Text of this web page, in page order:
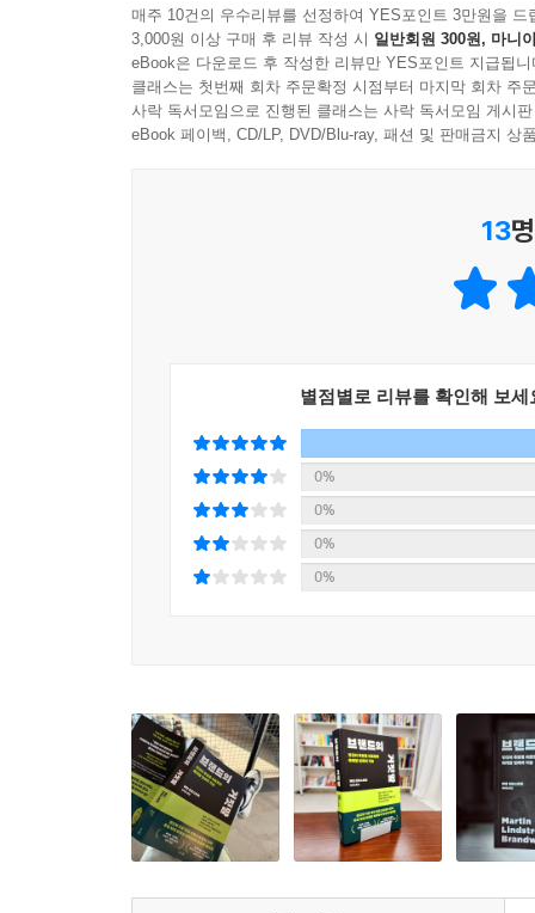
“그들에게는 언제든 당신을 조종할 수 있는 ‘치트키
? 브랜드를 추종하게 만드는 강력한 마케팅 키워드
『브랜드의 거짓말』에서 마틴 린드스트롬은
섹스어필, 군중심리, 레트로, 인플루언서, 희망, 데
긍정적인 이미지를 부여하고(레트로), 마치 영적
흐른 사이 현대 마케팅의 가장 기본적인 전략으로
이 역시 자신들의 신발을 신으면 더 가볍고 빠르
전략이 오늘날 런던베이글뮤지엄과 성심당에서
있는 것처럼 말이다(희망).
“세계적인 브랜드 설계자의 마케팅에는 근거 있는
? 뇌과학 분석부터 대규모 연구 프로젝트까지, 경
뇌는 보상감을 자극한다(5장), 애플 제품에 열광
주요 사례와 주장들의 신빙성을 탄탄하게 뒷받침한
6개월 동안 300만 달러를 들여 진행한 〈모겐
프로젝트였다. 모겐슨 가족은 특정 브랜드 제
매주 10건의 우수리뷰를 선정하여 YES포인트 3만원을 드
3,000원 이상 구매 후 리뷰 작성 시 일반회원 300원, 마니
eBook은 다운로드 후 작성한 리뷰만 YES포인트 지급됩니
클래스는 첫번째 회차 주문확정 시점부터 마지막 회차 주
사락 독서모임으로 진행된 클래스는 사락 독서모임 게시
eBook 페이백, CD/LP, DVD/Blu-ray, 패션 및 판매금지 상
13
별점별로 리뷰를 확인해 보세
0%
0%
0%
0%